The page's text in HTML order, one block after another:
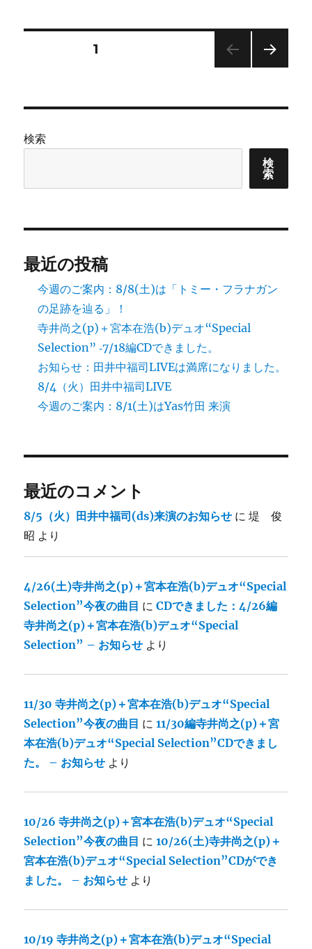
夜
の
の
ペ
ー
送
り
固定ページ1
検索
検
索
最近の投稿
今週のご案内：8/8(土)は「トミー・フラナガン
の足跡を辿る」！
寺井尚之(p)＋宮本在浩(b)デュオ“Special
Selection” ‐7/18編CDできました。
お知らせ：田井中福司LIVEは満席になりました。
8/4（火）田井中福司LIVE
今週のご案内：8/1(土)はYas竹田 来演
最近のコメント
8/5（火）田井中福司(ds)来演のお知らせ に堤 俊
昭 より
4/26(土)寺井尚之(p)＋宮本在浩(b)デュオ“Special
Selection”今夜の曲目 にCDできました：4/26編
寺井尚之(p)＋宮本在浩(b)デュオ“Special
Selection” – お知らせ より
11/30 寺井尚之(p)＋宮本在浩(b)デュオ“Special
Selection”今夜の曲目 に11/30編寺井尚之(p)＋宮
本在浩(b)デュオ“Special Selection”CDできまし
た。 – お知らせ より
10/26 寺井尚之(p)＋宮本在浩(b)デュオ“Special
Selection”今夜の曲目 に10/26(土)寺井尚之(p)＋
宮本在浩(b)デュオ“Special Selection”CDができ
ました。 – お知らせ より
10/19 寺井尚之(p)＋宮本在浩(b)デュオ“Special